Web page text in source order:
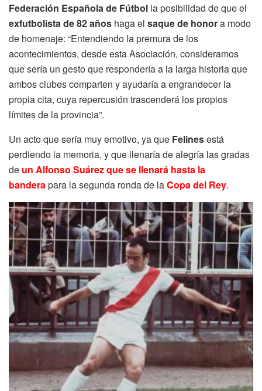
Federación Española de Fútbol la posibilidad de que el
exfutbolista de 82 años haga el saque de honora modo
de homenaje: “Entendiendo la premura de los
acontecimientos, desde esta Asociación, consideramos
que sería un gesto que respondería a la larga historia que
ambos clubes comparten y ayudaría a engrandecer la
propia cita, cuya repercusión trascenderá los propios
límites de la provincia”.
Un acto que sería muy emotivo, ya que Felinesestá
perdiendo la memoria, y que llenaría de alegría las gradas
de un Alfonso Suárez que se llenará hasta la
banderapara la segunda ronda de laCopa del Rey.